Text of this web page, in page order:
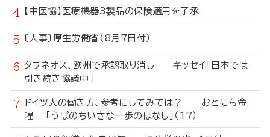
【中医協】医療機器3製品の保険適用を了承
〔人事〕厚生労働省（8月7日付）
タブネオス、欧州で承認取り消し キッセイ「日本では
引き続き協議中」
ドイツ人の働き方、参考にしてみては？ おとにち金
曜 「うぱのちいさな一歩のはなし」（17）